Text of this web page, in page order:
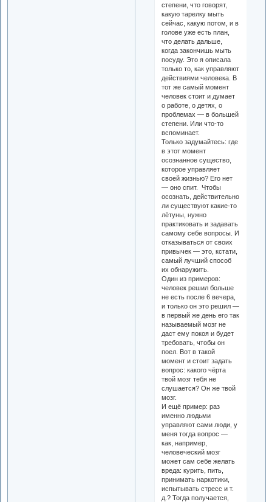
степени, что говорят,
какую тарелку мыть
сейчас, какую потом, и в
голове уже есть план,
что делать дальше,
когда закончишь мыть
посуду. Это я описала
только то, как управляют
действиями человека. В
тот же самый момент
человек стоит и думает
о работе, о детях, о
проблемах — в большей
степени. Или что-то
вспоминает.
Только задумайтесь: где
в этот момент
осознанное существо,
которое управляет
своей жизнью? Его нет
— оно спит. Чтобы
осознать, действительно
ли существуют какие-то
лётуны, нужно
практиковать и задавать
самому себе вопросы. И
отказываться от своих
привычек — это, кстати,
самый лучший способ
их обнаружить.
Один из примеров:
человек решил больше
не есть после 6 вечера,
и только он это решил —
в первый же день его так
называемый мозг не
даст ему покоя и будет
требовать, чтобы он
поел. Вот в такой
момент и стоит задать
вопрос: какого чёрта
твой мозг тебя не
слушается? Он же твой
мозг.
И ещё пример: раз
именно людьми
управляют сами люди, у
меня тогда вопрос —
как, например,
человеческий мозг
может сам себе желать
вреда: курить, пить,
принимать наркотики,
испытывать стресс и т.
д.? Тогда получается,